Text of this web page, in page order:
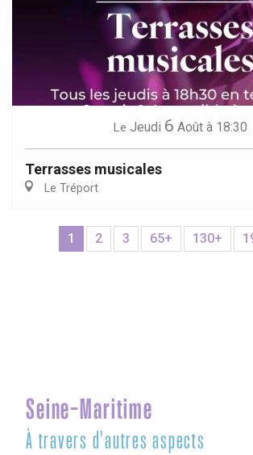
Le Jeudi 6 Août à 18:30
Terrasses musicales
Le Tréport
1 2 3 65+ 130+
Seine-Maritime
À travers d'autres aspects